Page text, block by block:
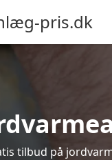
pris.dk
tilbud på